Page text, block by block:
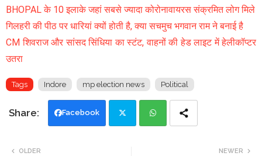
BHOPAL के 10 इलाके जहां सबसे ज्यादा कोरोनावायरस संक्रमित लोग मिले
गिलहरी की पीठ पर धारियां क्यों होती है, क्या सचमुच भगवान राम ने बनाई है
CM शिवराज और सांसद सिंधिया का स्टंट, वाहनों की हेड लाइट में हेलीकॉप्टर
उतरा
Tags Indore mp election news Political
Facebook
NEWER
OLDER